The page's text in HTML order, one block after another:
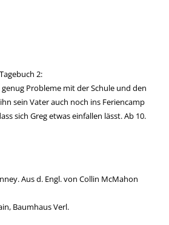
2:
Probleme mit der Schule und den
sein Vater auch noch ins Feriencamp
sich Greg etwas einfallen lässt. Ab 10.
Verfasser
Aus d. Engl. von Collin McMahon
Baumhaus Verl.
öffnenSystematik